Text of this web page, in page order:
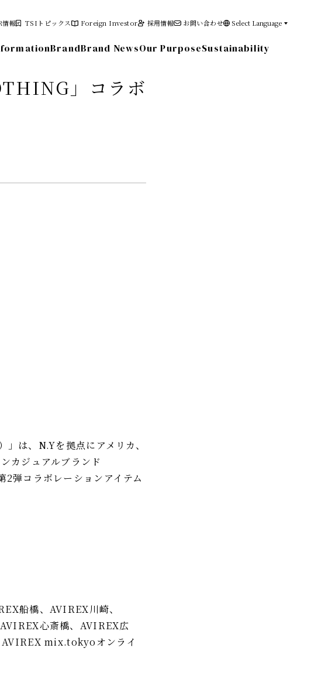
情報
免責事項
TSIトピックス Foreign Investor 採用情報 お問い合わせ Select Language
BrandBrand NewsOur PurposeSustainability
」コラボ
は、N.Yを拠点にアメリカ、
カジュアルブランド
弾コラボレーションアイテム
船橋、AVIREX川崎、
心斎橋、AVIREX広
AVIREX mix.tokyoオンライ